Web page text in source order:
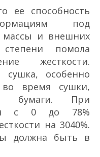
ее способность
под
массы и внешних
помола
жесткости.
особенно
во время сушки,
бумаги. При
с 0 до 7­8%
на 30­40%.
должна быть в